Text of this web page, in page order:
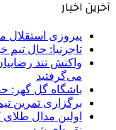
آخرین اخبار
پیروزی استقلال
تاجرنیا: حال
واکنش تند
می‌گرفتید
باشگاه گل گهر:
برگزاری تمرین
اولین مدال